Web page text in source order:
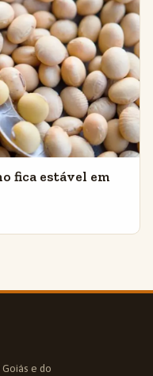
fica estável em
e do